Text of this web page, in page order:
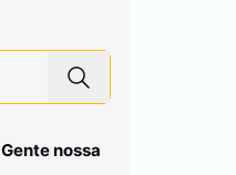
Gente nossa